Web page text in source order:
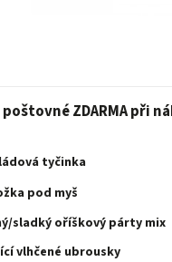
ZDARMA při
tyčinka
pod myš
sladký oříškový párty mix
vlhčené ubrousky